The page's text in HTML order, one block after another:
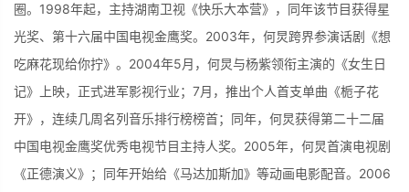
圈。1998年起，主持湖南卫视《快乐大本营》，同年该节目获得星
光奖、第十六届中国电视金鹰奖。2003年，何炅跨界参演话剧《想
吃麻花现给你拧》。2004年5月，何炅与杨紫领衔主演的《女生日
记》上映，正式进军影视行业；7月，推出个人首支单曲《栀子花
开》，连续几周名列音乐排行榜榜首；同年，何炅获得第二十二届
中国电视金鹰奖优秀电视节目主持人奖。2005年，何炅首演电视剧
《正德演义》；同年开始给《马达加斯加》等动画电影配音。2006